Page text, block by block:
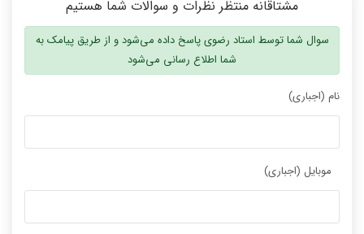
مشتاقانه منتظر نظرات و سوالات شما هستیم
سوال شما توسط استاد رضوی پاسخ داده می‌شود و از طریق پیامک به
شما اطلاع رسانی می‌شود
نام (اجباری)
موبایل (اجباری)